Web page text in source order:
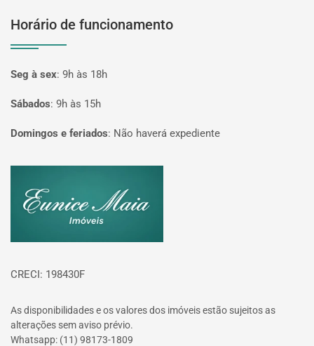
Horário de funcionamento
Seg à sex: 9h às 18h
Sábados: 9h às 15h
Domingos e feriados: Não haverá expediente
CRECI: 198430F
As disponibilidades e os valores dos imóveis estão sujeitos as
alterações sem aviso prévio.
Whatsapp: (11) 98173-1809